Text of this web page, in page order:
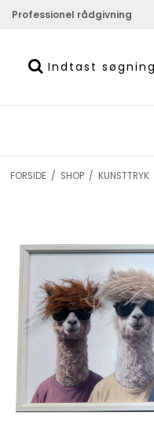
Professionel rådgivning
FORSIDE / SHOP / KUNSTTRYK